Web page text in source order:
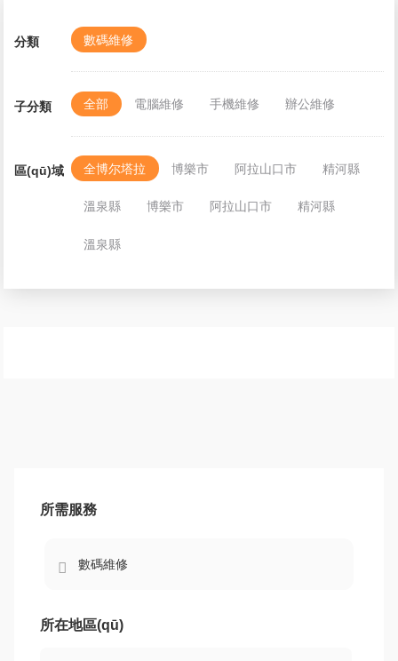
分類 數碼維修
子分類 全部 電腦維修 手機維修 辦公維修
區(qū)域 全博尔塔拉 博樂市 阿拉山口市 精河縣
溫泉縣 博樂市 阿拉山口市 精河縣
溫泉縣
所需服務

所在地區(qū)